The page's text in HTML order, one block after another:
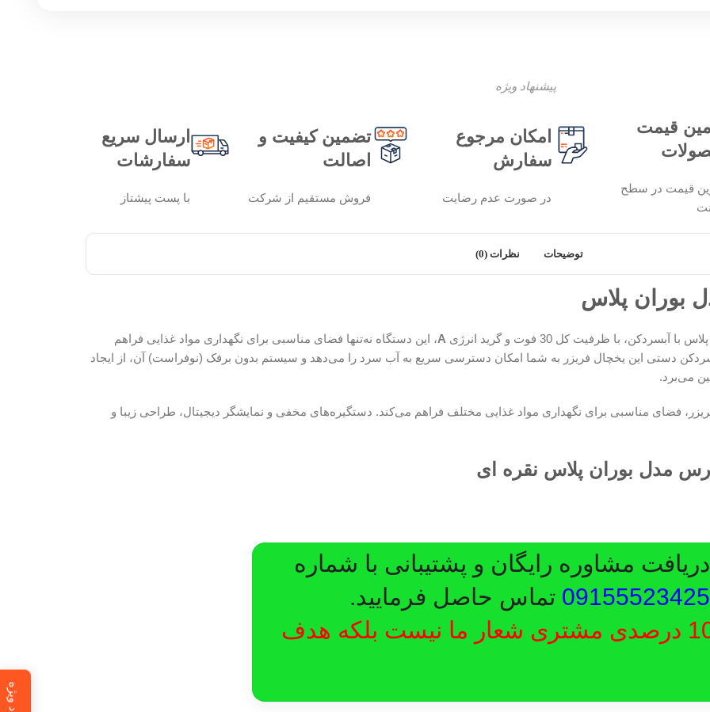
پیشنهاد ویژه
قیمت
قیمت در سطح
امکان مرجوع
سفارش
در صورت عدم رضایت
تضمین کیفیت و
اصالت
فروش مستقیم از شرکت
ارسال سریع
سفارشات
با پست پیشتاز
توضیحات نظرات (0)
بوران پلاس
A، این دستگاه نه‌تنها فضای مناسبی برای نگهداری مواد غذایی فراهم
دستی این یخچال فریزر به شما امکان دسترسی سریع به آب سرد را می‌دهد و سیستم بدون برفک (نوفراست) آن، از ایجاد
می‌برد.
6 طبقه و 2 کشو در یخچال و 2 کشو در فریزر، فضای مناسبی برای نگهداری مواد غذایی مختلف فراهم می‌کند. دستگیره‌های مخفی و نمایشگر دیجیتال، طراحی زیبا و
مدل بوران پلاس نقره ای
مشاوره رایگان و پشتیبانی با شماره
09155523425 تماس حاصل فرمایید.
رضایت 100 درصدی مشتری شعار ما نیست بلکه هدف